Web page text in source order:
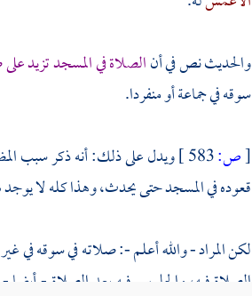
والحديث نص في أنالصلاة في المسجد تزيد
سوقه في جماعة أو منفردا.
[ص:
ويدل على ذلك: أنه ذكر سبب
قعوده في المسجد حتى يحدث، وهذا كله لا يوجد
لكن المراد - والله أعلم -: صلاته في سوقه في
الصلاة فيه، والجلوس فيه بعد الصلاة - أيضا